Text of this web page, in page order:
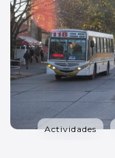
Actividades